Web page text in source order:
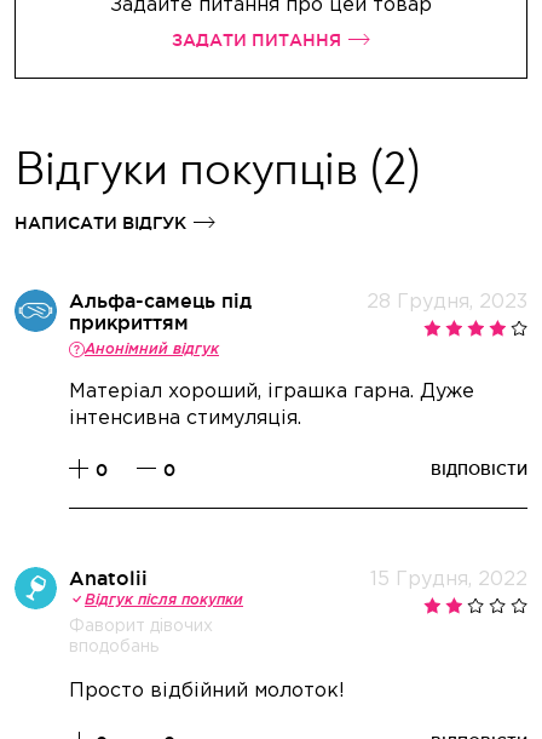
ЗАДАТИ ПИТАННЯ
Відгуки покупців (2)
НАПИСАТИ ВІДГУК
Альфа-самець під
прикриттям
Анонімний відгук
28 Грудня, 2023
Матеріал хороший, іграшка гарна. Дуже
інтенсивна стимуляція.
0 0 ВІДПОВІСТИ
Anatolii
Відгук після покупки
Фаворит дівочих
вподобань
15 Грудня, 2022
Просто відбійний молоток!